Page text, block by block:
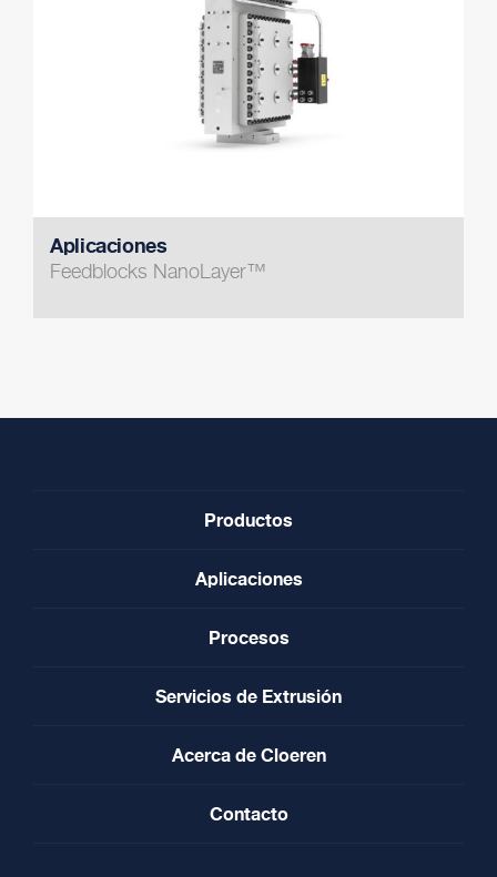
Aplicaciones
Feedblocks NanoLayer™
Productos
Aplicaciones
Procesos
Servicios de Extrusión
Acerca de Cloeren
Contacto